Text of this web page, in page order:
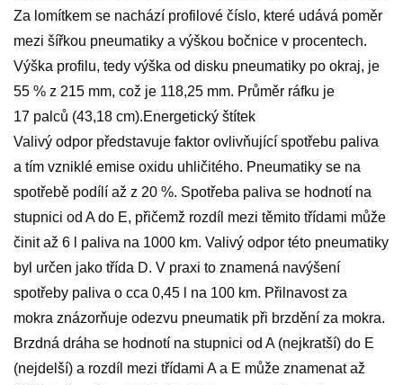
Za lomítkem se nachází profilové číslo, které udává poměr
mezi šířkou pneumatiky a výškou bočnice v procentech.
Výška profilu, tedy výška od disku pneumatiky po okraj, je
55 % z 215 mm, což je 118,25 mm. Průměr ráfku je
17 palců (43,18 cm).Energetický štítek
Valivý odpor představuje faktor ovlivňující spotřebu paliva
a tím vzniklé emise oxidu uhličitého. Pneumatiky se na
spotřebě podílí až z 20 %. Spotřeba paliva se hodnotí na
stupnici od A do E, přičemž rozdíl mezi těmito třídami může
činit až 6 l paliva na 1000 km. Valivý odpor této pneumatiky
byl určen jako třída D. V praxi to znamená navýšení
spotřeby paliva o cca 0,45 l na 100 km. Přilnavost za
mokra znázorňuje odezvu pneumatik při brzdění za mokra.
Brzdná dráha se hodnotí na stupnici od A (nejkratší) do E
(nejdelší) a rozdíl mezi třídami A a E může znamenat až